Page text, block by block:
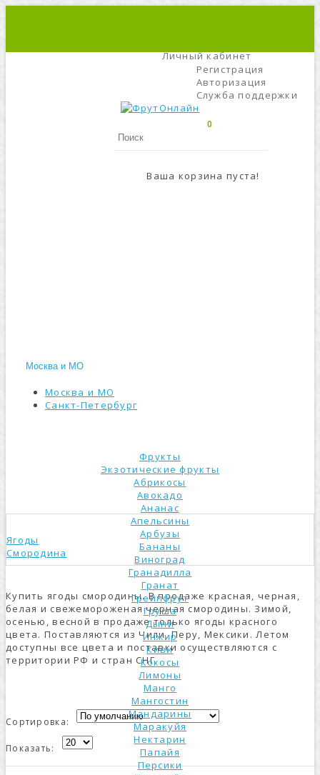
Личный кабинет
Регистрация
Авторизация
Служба поддержки
0
Ваша корзина пуста!
Москва и МО
Москва и МО
Санкт-Петербург
Фрукты
Экзотические фрукты
Абрикосы
Авокадо
Ананас
Апельсины
Арбузы
Бананы
Виноград
Гранадилла
Гранат
Грейпфрут
Груша
Дыни
Инжир
Киви
Кокосы
Лимоны
Манго
Мангостин
Мандарины
Маракуйя
Нектарин
Папайя
Персики
Ягоды
Смородина
Купить ягоды смородины. В продаже красная, черная,
белая и свежемороженая черная смородины. Зимой,
осенью, весной в продаже только ягоды красного
цвета. Поставляются из Чили, Перу, Мексики. Летом
доступны все цвета и поставки осуществляются с
территории РФ и стран СНГ.
Сортировка:
Показать: